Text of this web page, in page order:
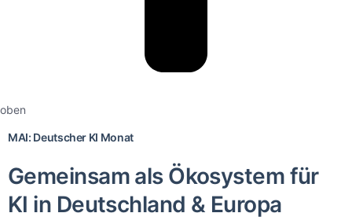
oben
MAI: Deutscher KI Monat
Gemeinsam als Ökosystem für
KI in Deutschland & Europa